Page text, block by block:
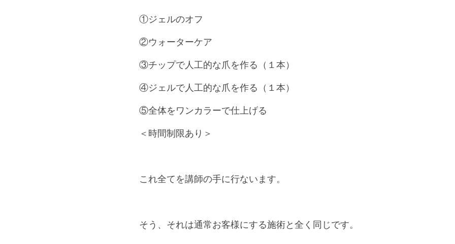
①ジェルのオフ
②ウォーターケア
③チップで人工的な爪を作る（１本）
④ジェルで人工的な爪を作る（１本）
⑤全体をワンカラーで仕上げる
＜時間制限あり＞
これ全てを講師の手に行ないます。
そう、それは通常お客様にする施術と全く同じです。